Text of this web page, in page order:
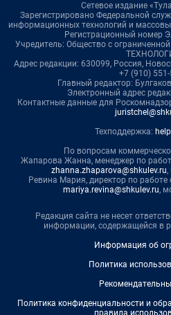
Сетевое издание
Зарегистрировано Федеральной
информационных технологий и
Регистрационный номер
Учредитель: Общество с
Адрес редакции: 630099, Россия,
+7 (910)
Главный редактор:
Электронный адрес
Контактные данные для
Техподдержка:
По вопросам
Жапарова Жанна, менеджер по
zhanna.zhaparova@shkulev.ru,
Ревина Мария, директор по
mariya.revina@shkulev.ru,
Редакция сайта не несет
информации, содержащейся в
Информация об
Политика
Политика конфиденциальности и